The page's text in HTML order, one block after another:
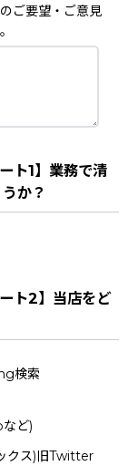
ご要望・ご意見
ト1】業務で清
か？
ト2】当店をど
検索
ど)
クス)旧Twitter